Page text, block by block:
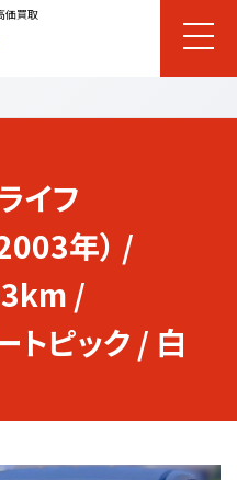
価買取
イフ
年） /
/
トピック / 白